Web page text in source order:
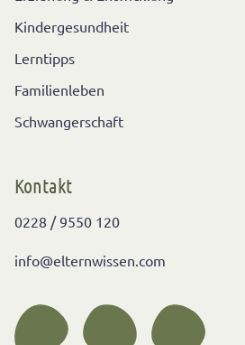
Kindergesundheit
Lerntipps
Familienleben
Schwangerschaft
Kontakt
0228 / 9550 120
info@elternwissen.com